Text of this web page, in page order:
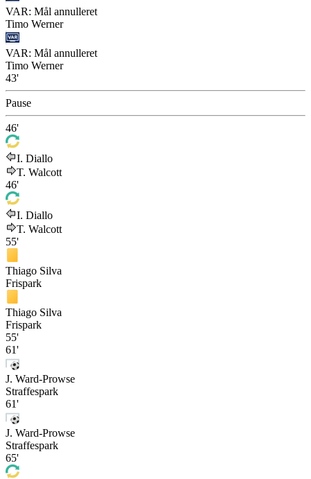
VAR: Mål annulleret
Timo Werner
VAR: Mål annulleret
Timo Werner
43'
Pause
46'
I. Diallo
T. Walcott
46'
I. Diallo
T. Walcott
55'
Thiago Silva
Frispark
Thiago Silva
Frispark
55'
61'
J. Ward-Prowse
Straffespark
61'
J. Ward-Prowse
Straffespark
65'